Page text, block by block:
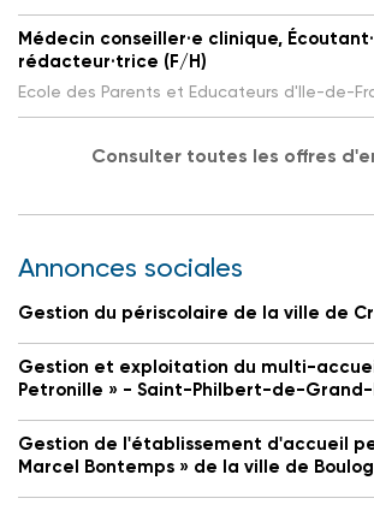
Médecin conseiller·e clinique,
rédacteur·trice (F/H)
Ecole des Parents et Educateurs d'Ile-de-
Consulter toutes les offres
Annonces sociales
Gestion du périscolaire de la ville de
Gestion et exploitation du multi-
Petronille » - Saint-Philbert-de-Grand-
Gestion de l'établissement d'accueil
Marcel Bontemps » de la ville de